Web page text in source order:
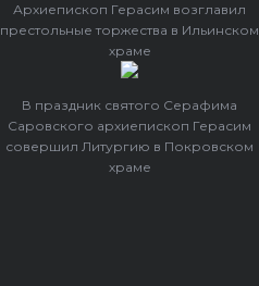
Архиепископ Герасим возглавил
престольные торжества в Ильинском
храме
В праздник святого Серафима
Саровского архиепископ Герасим
совершил Литургию в Покровском
храме